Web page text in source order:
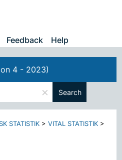
Feedback Help
4 - 2023)
× Search
STATISTIK >VITAL STATISTIK >